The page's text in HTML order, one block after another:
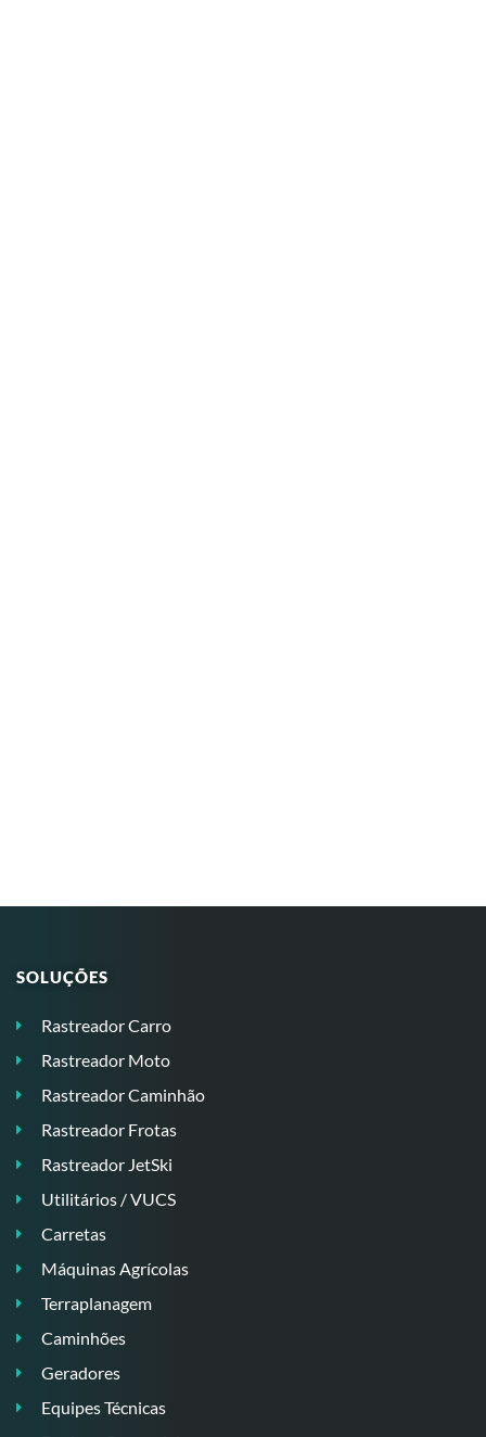
SOLUÇÕES
Rastreador Carro
Rastreador Moto
Rastreador Caminhão
Rastreador Frotas
Rastreador JetSki
Utilitários / VUCS
Carretas
Máquinas Agrícolas
Terraplanagem
Caminhões
Geradores
Equipes Técnicas